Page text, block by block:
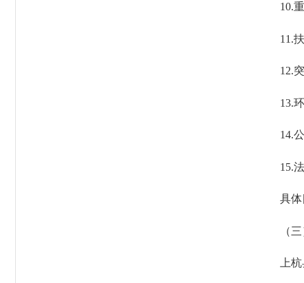
10.重
11.扶
12.突
13.环
14.公
15.法
具体目
（三
上杭县